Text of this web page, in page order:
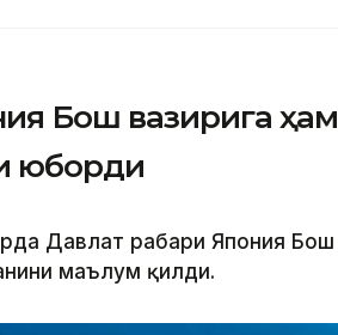
Бош вазирига
юборди
Давлат раҳбари Япония Бош
маълум қилди.